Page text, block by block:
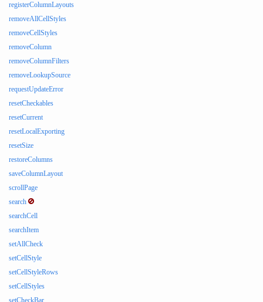
registerColumnLayouts
removeAllCellStyles
removeCellStyles
removeColumn
removeColumnFilters
removeLookupSource
requestUpdateError
resetCheckables
resetCurrent
resetLocalExporting
resetSize
restoreColumns
saveColumnLayout
scrollPage
search
searchCell
searchItem
setAllCheck
setCellStyle
setCellStyleRows
setCellStyles
setCheckBar